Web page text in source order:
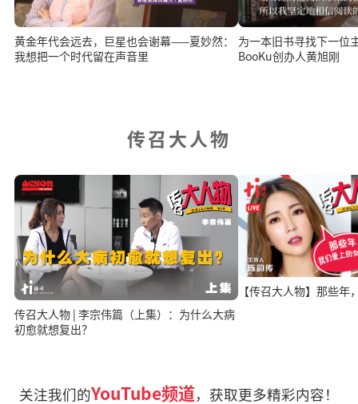
黄金年代会远去，巨星也会谢幕——夏妙然：
我想把一个时代留在声音里
为一本旧书寻找下一
BooKu创办人黄旭刚
传召大人物
传召大人物 | 李宗伟篇（上集）：为什么大病
初愈就想复出？
【传召大人物】那些年
关注我们的YouTube频道，获取更多精彩内容！